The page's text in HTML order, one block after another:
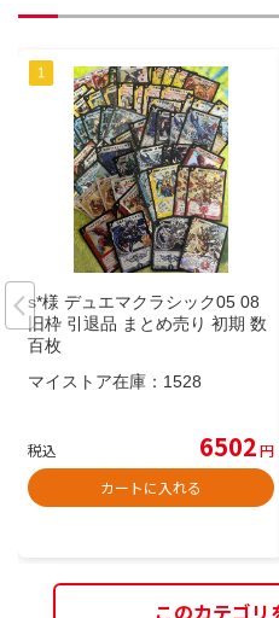
s*様 デュエマクラシック05 08
旧枠 引退品 まとめ売り 初期 数
百枚
マイストア在庫： 1528
税込 6502円
カートに入れる
このカテゴリ